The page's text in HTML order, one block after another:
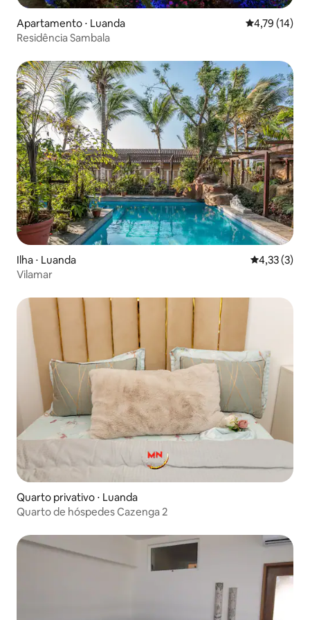
Apartamento ⋅ Luanda 4,79 de uma
4,79 (14)
Residência Sambala
Ilha ⋅ Luanda 4,33 de
4,33 (3)
Vilamar
Quarto privativo ⋅ Luanda
Quarto de hóspedes Cazenga 2